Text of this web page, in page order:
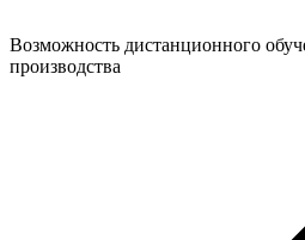
Возможность дистанционного
производства